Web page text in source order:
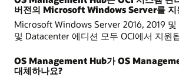
버전의 Microsoft Windows Server를 지
Microsoft Windows Server 2016, 2019
및 Datacenter 에디션 모두 OCI에서 지원
OS Management Hub가 OS
대체하나요?